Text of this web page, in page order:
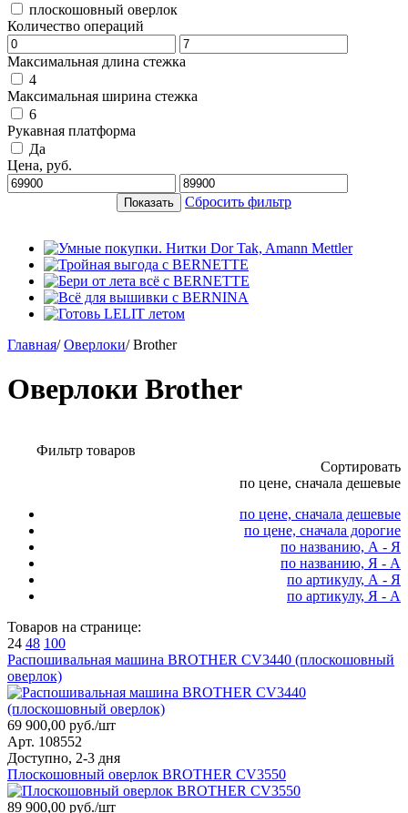
плоскошовный оверлок
Количество операций
Максимальная длина стежка
4
Максимальная ширина стежка
6
Рукавная платформа
Да
Цена, руб.
Сбросить фильтр
Главная/ Оверлоки/ Brother
Оверлоки Brother
Фильтр товаров
Сортировать
по цене, сначала дешевые
по цене, сначала дешевые
по цене, сначала дорогие
по названию, А - Я
по названию, Я - А
по артикулу, А - Я
по артикулу, Я - А
Товаров на странице:
24 48 100
Распошивальная машина BROTHER CV3440 (плоскошовный
оверлок)
69 900,00 руб./шт
Арт. 108552
Доступно, 2-3 дня
Плоскошовный оверлок BROTHER CV3550
89 900,00 руб./шт